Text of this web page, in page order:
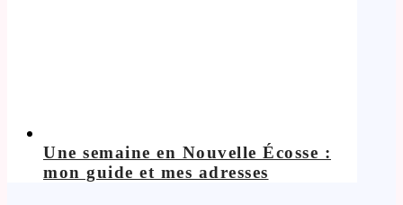
Une semaine en Nouvelle Écosse :
mon guide et mes adresses